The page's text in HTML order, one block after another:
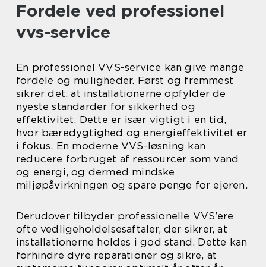
Fordele ved professionel
vvs-service
En professionel VVS-service kan give mange
fordele og muligheder. Først og fremmest
sikrer det, at installationerne opfylder de
nyeste standarder for sikkerhed og
effektivitet. Dette er især vigtigt i en tid,
hvor bæredygtighed og energieffektivitet er
i fokus. En moderne VVS-løsning kan
reducere forbruget af ressourcer som vand
og energi, og dermed mindske
miljøpåvirkningen og spare penge for ejeren.
Derudover tilbyder professionelle VVS’ere
ofte vedligeholdelsesaftaler, der sikrer, at
installationerne holdes i god stand. Dette kan
forhindre dyre reparationer og sikre, at